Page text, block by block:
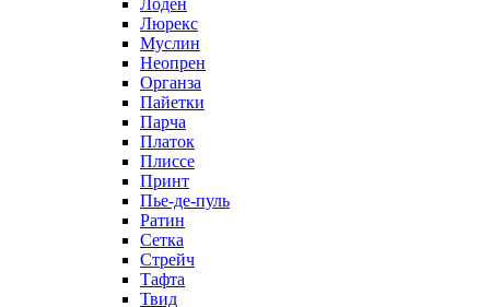
Лоден
Люрекс
Муслин
Неопрен
Органза
Пайетки
Парча
Платок
Плиссе
Принт
Пье-де-пуль
Ратин
Сетка
Стрейч
Тафта
Твид